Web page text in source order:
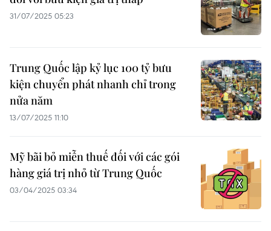
31/07/2025 05:23
Trung Quốc lập kỷ lục 100 tỷ bưu
kiện chuyển phát nhanh chỉ trong
nửa năm
13/07/2025 11:10
Mỹ bãi bỏ miễn thuế đối với các gói
hàng giá trị nhỏ từ Trung Quốc
03/04/2025 03:34